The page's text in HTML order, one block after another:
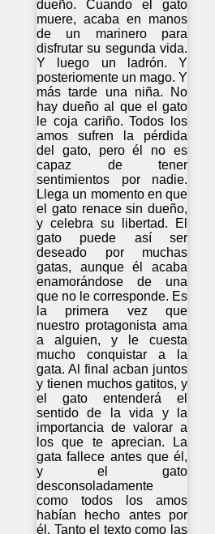
dueño. Cuando el gato
muere, acaba en manos
de un marinero para
disfrutar su segunda vida.
Y luego un ladrón. Y
posteriomente un mago. Y
más tarde una niña. No
hay dueño al que el gato
le coja cariño. Todos los
amos sufren la pérdida
del gato, pero él no es
capaz de tener
sentimientos por nadie.
Llega un momento en que
el gato renace sin dueño,
y celebra su libertad. El
gato puede así ser
deseado por muchas
gatas, aunque él acaba
enamorándose de una
que no le corresponde. Es
la primera vez que
nuestro protagonista ama
a alguien, y le cuesta
mucho conquistar a la
gata. Al final acban juntos
y tienen muchos gatitos, y
el gato entenderá el
sentido de la vida y la
importancia de valorar a
los que te aprecian. La
gata fallece antes que él,
y el gato
desconsoladamente
como todos los amos
habían hecho antes por
él. Tanto el texto como las